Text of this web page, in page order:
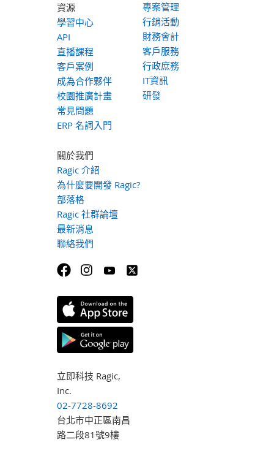
資源
學習中心
API
直播課程
客戶案例
成為合作夥伴
校園推廣計畫
常見問題
ERP 名詞入門
專案管理
行銷活動
財務會計
客戶服務
行政庶務
IT資訊
研發
關於我們
Ragic 介紹
為什麼要開發 Ragic?
部落格
Ragic 社群論壇
最新消息
聯絡我們
立即科技 Ragic,
Inc.
02-7728-8692
台北市中正區南昌
路二段81號9樓